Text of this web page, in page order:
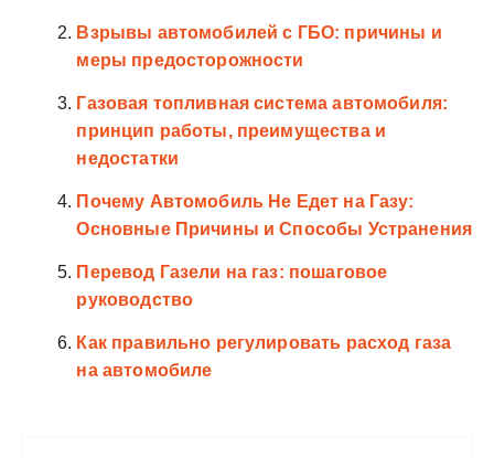
Взрывы автомобилей с ГБО: причины и
меры предосторожности
Газовая топливная система автомобиля:
принцип работы, преимущества и
недостатки
Почему Автомобиль Не Едет на Газу:
Основные Причины и Способы Устранения
Перевод Газели на газ: пошаговое
руководство
Как правильно регулировать расход газа
на автомобиле